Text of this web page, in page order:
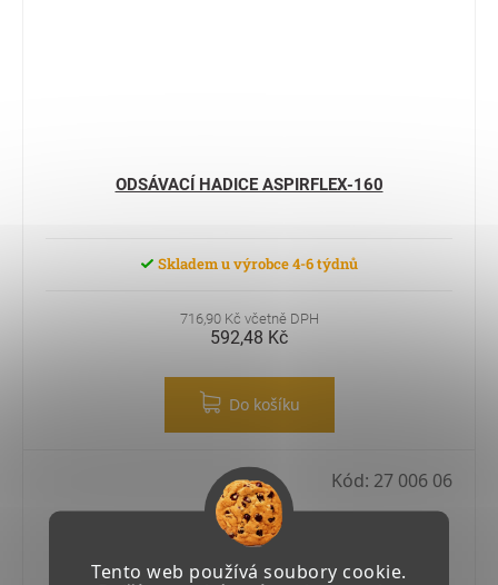
Tento web používá soubory cookie.
ODSÁVACÍ HADICE ASPIRFLEX-160
Skladem u výrobce 4-6 týdnů
716,90 Kč včetně DPH
592,48 Kč
Do košíku
Kód: 27 006 06